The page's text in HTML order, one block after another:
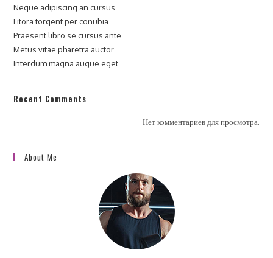
Neque adipiscing an cursus
Litora torqent per conubia
Praesent libro se cursus ante
Metus vitae pharetra auctor
Interdum magna augue eget
Recent Comments
Нет комментариев для просмотра.
About Me